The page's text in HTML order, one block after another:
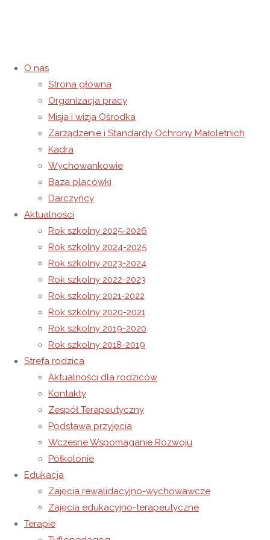
O nas
Strona główna
Organizacja pracy
Misja i wizja Ośrodka
Zarządzenie i Standardy Ochrony Małoletnich
Kadra
Wychowankowie
Baza placówki
Darczyńcy
Aktualności
Rok szkolny 2025-2026
Rok szkolny 2024-2025
Rok szkolny 2023-2024
Rok szkolny 2022-2023
Rok szkolny 2021-2022
Rok szkolny 2020-2021
Rok szkolny 2019-2020
Rok szkolny 2018-2019
Strefa rodzica
Aktualności dla rodziców
Kontakty
Zespół Terapeutyczny
Podstawa przyjęcia
Wczesne Wspomaganie Rozwoju
Półkolonie
Edukacja
Zajęcia rewalidacyjno-wychowawcze
Zajęcia edukacyjno-terapeutyczne
Terapie
ROZPORZĄDZENIE MINISTRA
EDUKACJI I NAUKI z dnia 5
listopada 2020 r.
9 listopada 2020
Strona główna Niewidoczne ROZPORZĄDZENIE MINISTRA
EDUKACJI I NAUKI z dnia 5 listopada 2020 r.
Informacja dla rodziców od dyrektora Ośrodka
Zajęcia kulinarne
9 listopada 20207 września 2022 Niewidoczne
Niepubliczny Ośrodek Rewalidacyjno-Wychowawczy
Caritas w Wysokiej
Wysoka 49
37-100 Łańcut